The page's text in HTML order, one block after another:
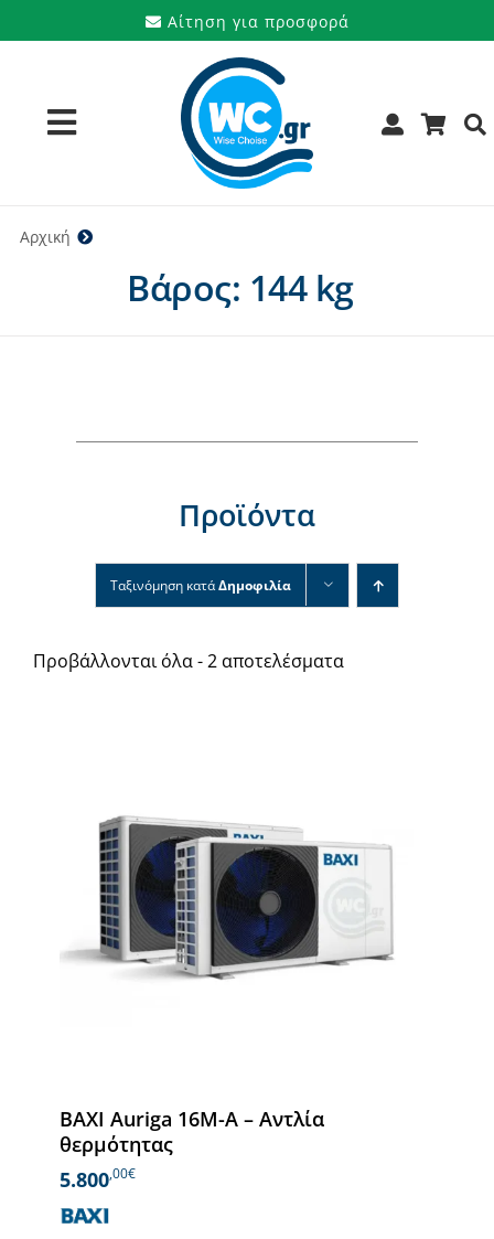
στο
Αίτηση για προσφορά
Toggle
Navigation
Προϊόντα
Επικοινωνία
Αρχική
Βάρος: 144 kg
Προϊόντα
Ταξινόμηση κατάΔημοφιλία
Προβάλλονται όλα - 2 αποτελέσματα
BAXI Auriga 16M-A – Αντλία
θερμότητας
5.800,00€